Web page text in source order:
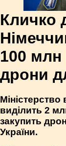
Кличко
100 млн
дрони
Міністерство
виділить 2
закупить
України.